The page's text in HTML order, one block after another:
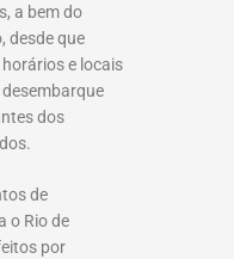
a bem do
desde que
e locais
dos
de
o Rio de
por